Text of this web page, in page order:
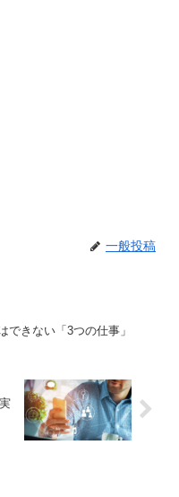
一般投稿
できない「3つの仕事」